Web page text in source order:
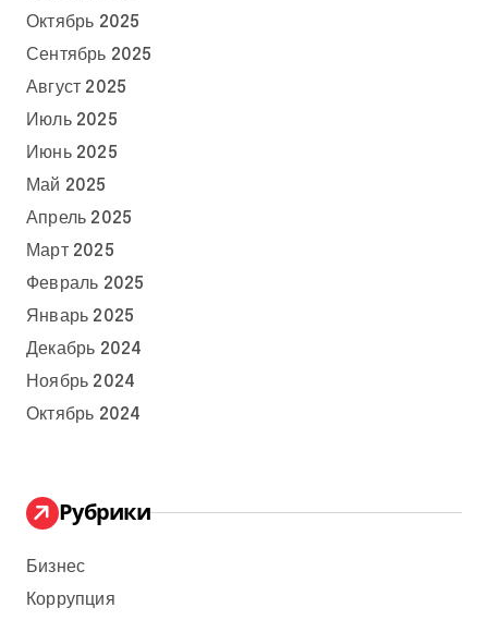
Октябрь 2025
Сентябрь 2025
Август 2025
Июль 2025
Июнь 2025
Май 2025
Апрель 2025
Март 2025
Февраль 2025
Январь 2025
Декабрь 2024
Ноябрь 2024
Октябрь 2024
Рубрики
Бизнес
Коррупция